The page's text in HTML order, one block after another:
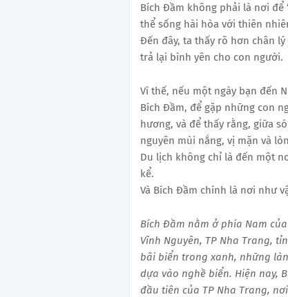
Bích Đầm không phải là nơi để
thể sống hài hòa với thiên
Đến đây, ta thấy rõ hơn chân
trả lại bình yên cho con người.
Vì thế, nếu một ngày bạn đến
Bích Đầm, để gặp những con
hương, và để thấy rằng, giữa
nguyên mùi nắng, vị mặn và
Du lịch không chỉ là đến một
kể.
Và Bích Đầm chính là nơi như
Bích Đầm nằm ở phía Nam
Vĩnh Nguyên, TP Nha Trang,
bãi biển trong xanh, những
dựa vào nghề biển. Hiện nay,
đầu tiên của TP Nha Trang,